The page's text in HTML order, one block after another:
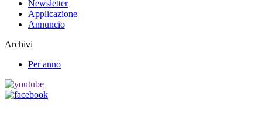
Newsletter
Applicazione
Annuncio
Archivi
Per anno